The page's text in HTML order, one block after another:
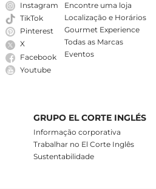
Instagram
TikTok
Pinterest
X
Facebook
Youtube
Encontre uma loja
Localização e Horários
Gourmet Experience
Todas as Marcas
Eventos
GRUPO EL CORTE INGLÉS
Informação corporativa
Trabalhar no El Corte Inglês
Sustentabilidade